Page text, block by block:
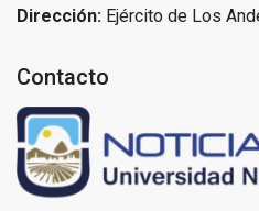
Dirección: Ejército de Los
Contacto